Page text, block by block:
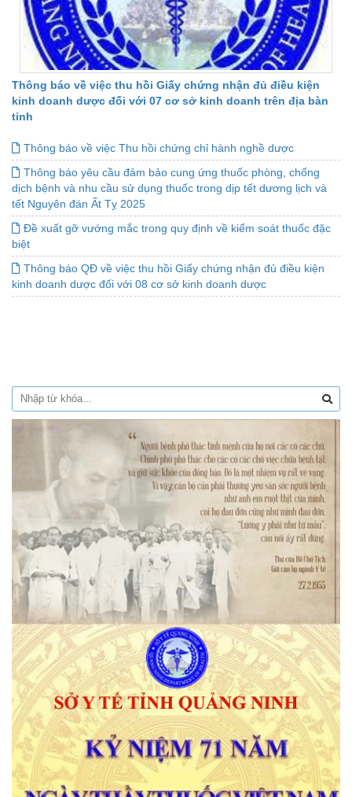
Thông báo về việc thu hồi Giấy chứng nhận đủ điều kiện
kinh doanh dược đối với 07 cơ sở kinh doanh trên địa bàn
tỉnh
Thông báo về việc Thu hồi chứng chỉ hành nghề dược
Thông báo yêu cầu đảm bảo cung ứng thuốc phòng, chống
dịch bệnh và nhu cầu sử dụng thuốc trong dịp tết dương lịch và
tết Nguyên đán Ất Tỵ 2025
Đề xuất gỡ vướng mắc trong quy định về kiểm soát thuốc đặc
biệt
Thông báo QĐ về việc thu hồi Giấy chứng nhận đủ điều kiện
kinh doanh dược đối với 08 cơ sở kinh doanh dược